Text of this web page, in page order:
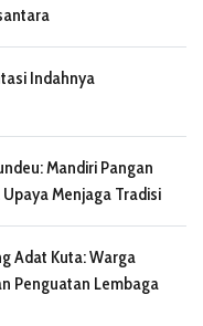
Indahnya
Mandiri Pangan
Menjaga Tradisi
Adat Kuta: Warga
Penguatan Lembaga